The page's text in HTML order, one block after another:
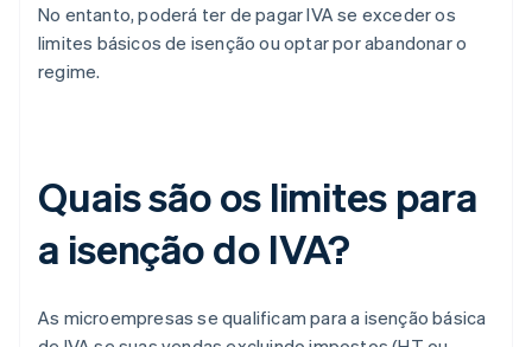
No entanto, poderá ter de pagar IVA se exceder os
limites básicos de isenção ou optar por abandonar o
regime.
Quais são os limites para
a isenção do IVA?
As microempresas se qualificam para a isenção básica